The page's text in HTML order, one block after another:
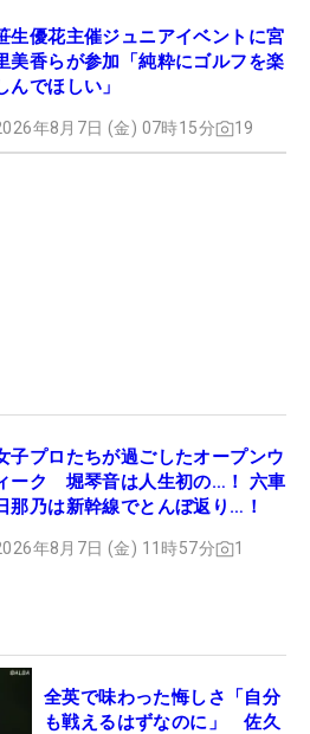
生優花主催ジュニアイベントに宮
美香らが参加「純粋にゴルフを楽
んでほしい」
年8月7日 (金) 07時15分 19
子プロたちが過ごしたオープンウ
ーク 堀琴音は人生初の…！ 六車
那乃は新幹線でとんぼ返り…！
年8月7日 (金) 11時57分 1
全英で味わった悔しさ「自分
も戦えるはずなのに」 佐久